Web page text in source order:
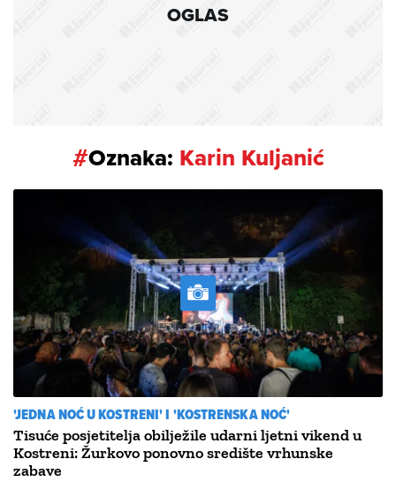
OGLAS
#Oznaka: Karin Kuljanić
'JEDNA NOĆ U KOSTRENI' I 'KOSTRENSKA NOĆ'
Tisuće posjetitelja obilježile udarni ljetni vikend u
Kostreni: Žurkovo ponovno središte vrhunske
zabave